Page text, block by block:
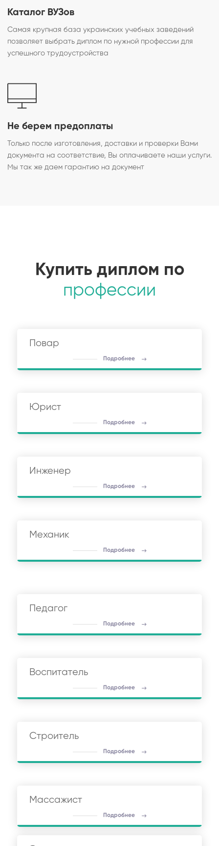
Каталог ВУЗов
Самая крупная база украинских учебных заведений
позволяет выбрать диплом по нужной профессии для
успешного трудоустройства
Не берем предоплаты
Только после изготовления, доставки и проверки Вами
документа на соответствие, Вы оплачиваете наши услуги.
Мы так же даем гарантию на документ
Купить диплом по
профессии
Повар
Подробнее
Юрист
Подробнее
Инженер
Подробнее
Механик
Подробнее
Педагог
Подробнее
Воспитатель
Подробнее
Строитель
Подробнее
Массажист
Подробнее